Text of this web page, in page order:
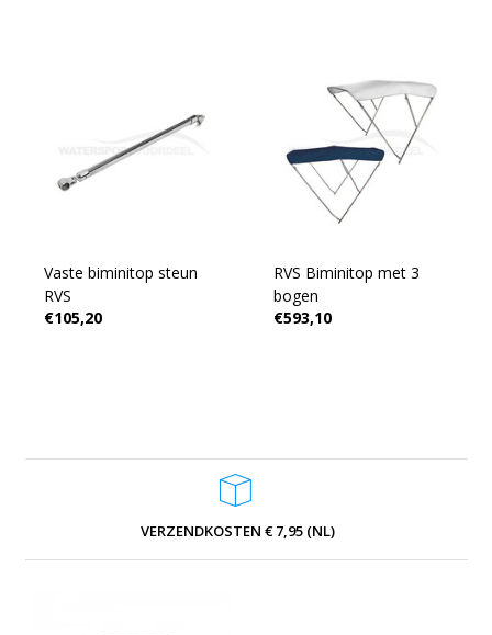
Vaste biminitop steun
RVS
€105,20
RVS Biminitop met 3
bogen
€593,10
VERZENDKOSTEN € 7,95 (NL)